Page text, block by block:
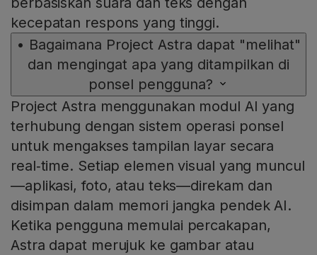
kecepatan respons yang tinggi.
• Bagaimana Project Astra dapat "melihat"
dan mengingat apa yang ditampilkan di
ponsel pengguna?
Project Astra menggunakan modul AI yang
terhubung dengan sistem operasi ponsel
untuk mengakses tampilan layar secara
real‑time. Setiap elemen visual yang muncul
—aplikasi, foto, atau teks—direkam dan
disimpan dalam memori jangka pendek AI.
Ketika pengguna memulai percakapan,
Astra dapat merujuk ke gambar atau